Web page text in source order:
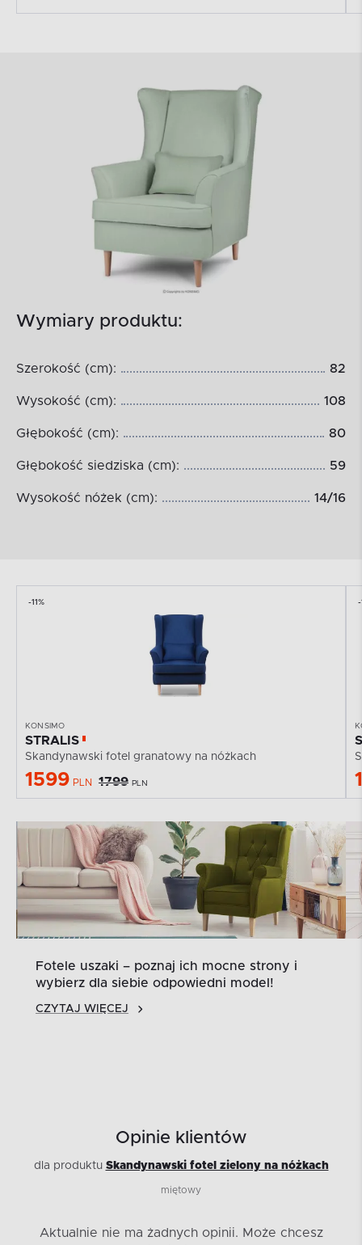
Wymiary produktu:
Szerokość (cm): 82
Wysokość (cm): 108
Głębokość (cm): 80
Głębokość siedziska (cm): 59
Wysokość nóżek (cm): 14/16
-11%
KONSIMO
STRALIS
Skandynawski fotel granatowy na nóżkach
1599 PLN 1799 PLN
-
Fotele uszaki – poznaj ich mocne strony i
wybierz dla siebie odpowiedni model!
CZYTAJ WIĘCEJ
Opinie klientów
dla produktu Skandynawski fotel zielony na nóżkach
miętowy
Aktualnie nie ma żadnych opinii. Może chcesz